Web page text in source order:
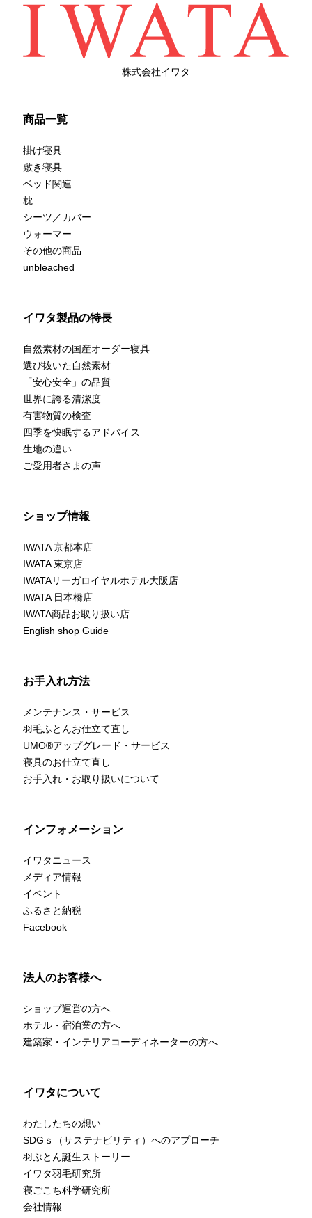
株式会社イワタ
商品一覧
掛け寝具
敷き寝具
ベッド関連
枕
シーツ／カバー
ウォーマー
その他の商品
unbleached
イワタ製品の特長
自然素材の国産オーダー寝具
選び抜いた自然素材
「安心安全」の品質
世界に誇る清潔度
有害物質の検査
四季を快眠するアドバイス
生地の違い
ご愛用者さまの声
ショップ情報
IWATA 京都本店
IWATA 東京店
IWATAリーガロイヤルホテル大阪店
IWATA 日本橋店
IWATA商品お取り扱い店
English shop Guide
お手入れ方法
メンテナンス・サービス
羽毛ふとんお仕立て直し
UMO®アップグレード・サービス
寝具のお仕立て直し
お手入れ・お取り扱いについて
インフォメーション
イワタニュース
メディア情報
イベント
ふるさと納税
Facebook
法人のお客様へ
ショップ運営の方へ
ホテル・宿泊業の方へ
建築家・インテリアコーディネーターの方へ
イワタについて
わたしたちの想い
SDGｓ（サステナビリティ）へのアプローチ
羽ぶとん誕生ストーリー
イワタ羽毛研究所
寝ごこち科学研究所
会社情報